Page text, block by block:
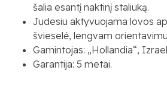
šalia esantį naktinį staliuką.
Judesiu aktyvuojama lovos
švieselė, lengvam
Gamintojas: „Hollandia“,
Garantija: 5 metai.